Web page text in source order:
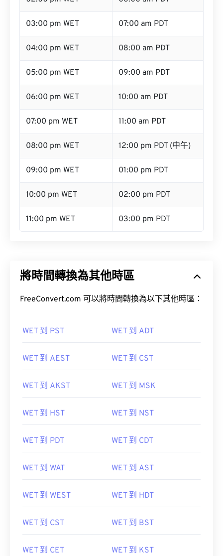
03:00 pm WET 07:00 am PDT
04:00 pm WET 08:00 am PDT
05:00 pm WET 09:00 am PDT
06:00 pm WET 10:00 am PDT
07:00 pm WET 11:00 am PDT
08:00 pm WET 12:00 pm PDT (中午)
09:00 pm WET 01:00 pm PDT
10:00 pm WET 02:00 pm PDT
11:00 pm WET 03:00 pm PDT
將時間轉換為其他時區
FreeConvert.com 可以將時間轉換為以下其他時區：
WET 到 PST WET 到 ADT
WET 到 AEST WET 到 CST
WET 到 AKST WET 到 MSK
WET 到 HST WET 到 NST
WET 到 PDT WET 到 CDT
WET 到 WAT WET 到 AST
WET 到 WEST WET 到 HDT
WET 到 CST WET 到 BST
WET 到 CET WET 到 KST